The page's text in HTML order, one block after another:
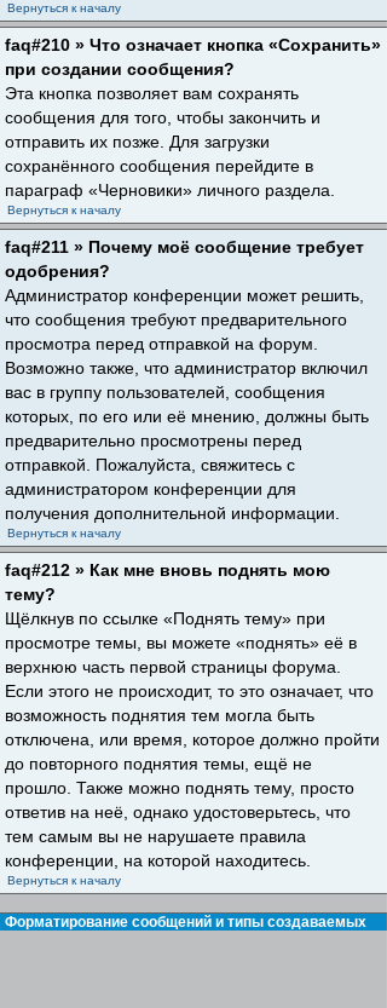
Вернуться к началу
faq#210 » Что означает кнопка «Сохранить»
при создании сообщения?
Эта кнопка позволяет вам сохранять
сообщения для того, чтобы закончить и
отправить их позже. Для загрузки
сохранённого сообщения перейдите в
параграф «Черновики» личного раздела.
Вернуться к началу
faq#211 » Почему моё сообщение требует
одобрения?
Администратор конференции может решить,
что сообщения требуют предварительного
просмотра перед отправкой на форум.
Возможно также, что администратор включил
вас в группу пользователей, сообщения
которых, по его или её мнению, должны быть
предварительно просмотрены перед
отправкой. Пожалуйста, свяжитесь с
администратором конференции для
получения дополнительной информации.
Вернуться к началу
faq#212 » Как мне вновь поднять мою
тему?
Щёлкнув по ссылке «Поднять тему» при
просмотре темы, вы можете «поднять» её в
верхнюю часть первой страницы форума.
Если этого не происходит, то это означает, что
возможность поднятия тем могла быть
отключена, или время, которое должно пройти
до повторного поднятия темы, ещё не
прошло. Также можно поднять тему, просто
ответив на неё, однако удостоверьтесь, что
тем самым вы не нарушаете правила
конференции, на которой находитесь.
Вернуться к началу
Форматирование сообщений и типы создаваемых